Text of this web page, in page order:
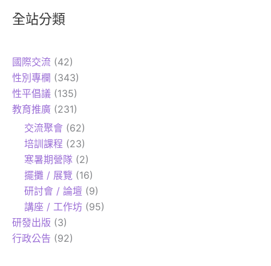
全站分類
國際交流 (42)
性別專欄 (343)
性平倡議 (135)
教育推廣 (231)
交流聚會 (62)
培訓課程 (23)
寒暑期營隊 (2)
擺攤 / 展覽 (16)
研討會 / 論壇 (9)
講座 / 工作坊 (95)
研發出版 (3)
行政公告 (92)